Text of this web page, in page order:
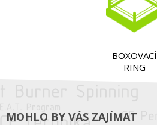
BOXOVACÍ
RING
MOHLO BY VÁS ZAJÍMAT